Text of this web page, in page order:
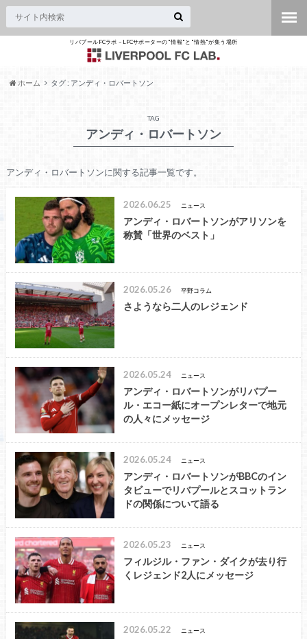
リバプールFCラボ – LFCサポーターの"情報"と"情熱"が集う場所
ホーム タグ : アンディ・ロバートソン
TAG
アンディ・ロバートソン
アンディ・ロバートソンに関する記事一覧です。
2026.06.25 ニュース
アンディ・ロバートソンがアリソンを
称賛「世界のベスト」
2026.05.26 平野コラム
さようなら二人のレジェンド
2026.05.24 ニュース
アンディ・ロバートソンがリバプー
ル・エコー紙にオープンレターで地元
の人々にメッセージ
2026.05.24 ニュース
アンディ・ロバートソンがBBCのイン
タビューでリバプールとスコットラン
ドの関係について語る
2026.05.23 ニュース
フィルジル・ファン・ダイクが去り行
くレジェンド2人にメッセージ
2026.05.22 ニュース